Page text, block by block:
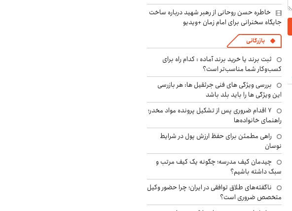
خاطره حسن روحانی از رهبر شهید درباره ساخت
جایگاه سخنرانی برای امام زمان +ویدیو
بازرگانی
ثبت برند یا خرید برند آماده : کدام راه برای
کسب‌وکار شما مناسب‌تر است؟
بررسی ویژگی های فنی جرثقیل ها: هر بازرسی
این ویژگی ها را باید بلد باشد
۷ اقدام ضروری پس از تشکیل پرونده مواد مخدر؛
راهنمای خانواده‌ها
راهی مطمئن برای حفظ ارزش پول در شرایط
نوسان
چیدمان کیف مدرسه؛ چگونه یک کیف مرتب و
سبک داشته باشیم؟
ناگفته‌های طلاق توافقی در ایران؛ چرا حضور وکیل
متخصص ضروری است؟